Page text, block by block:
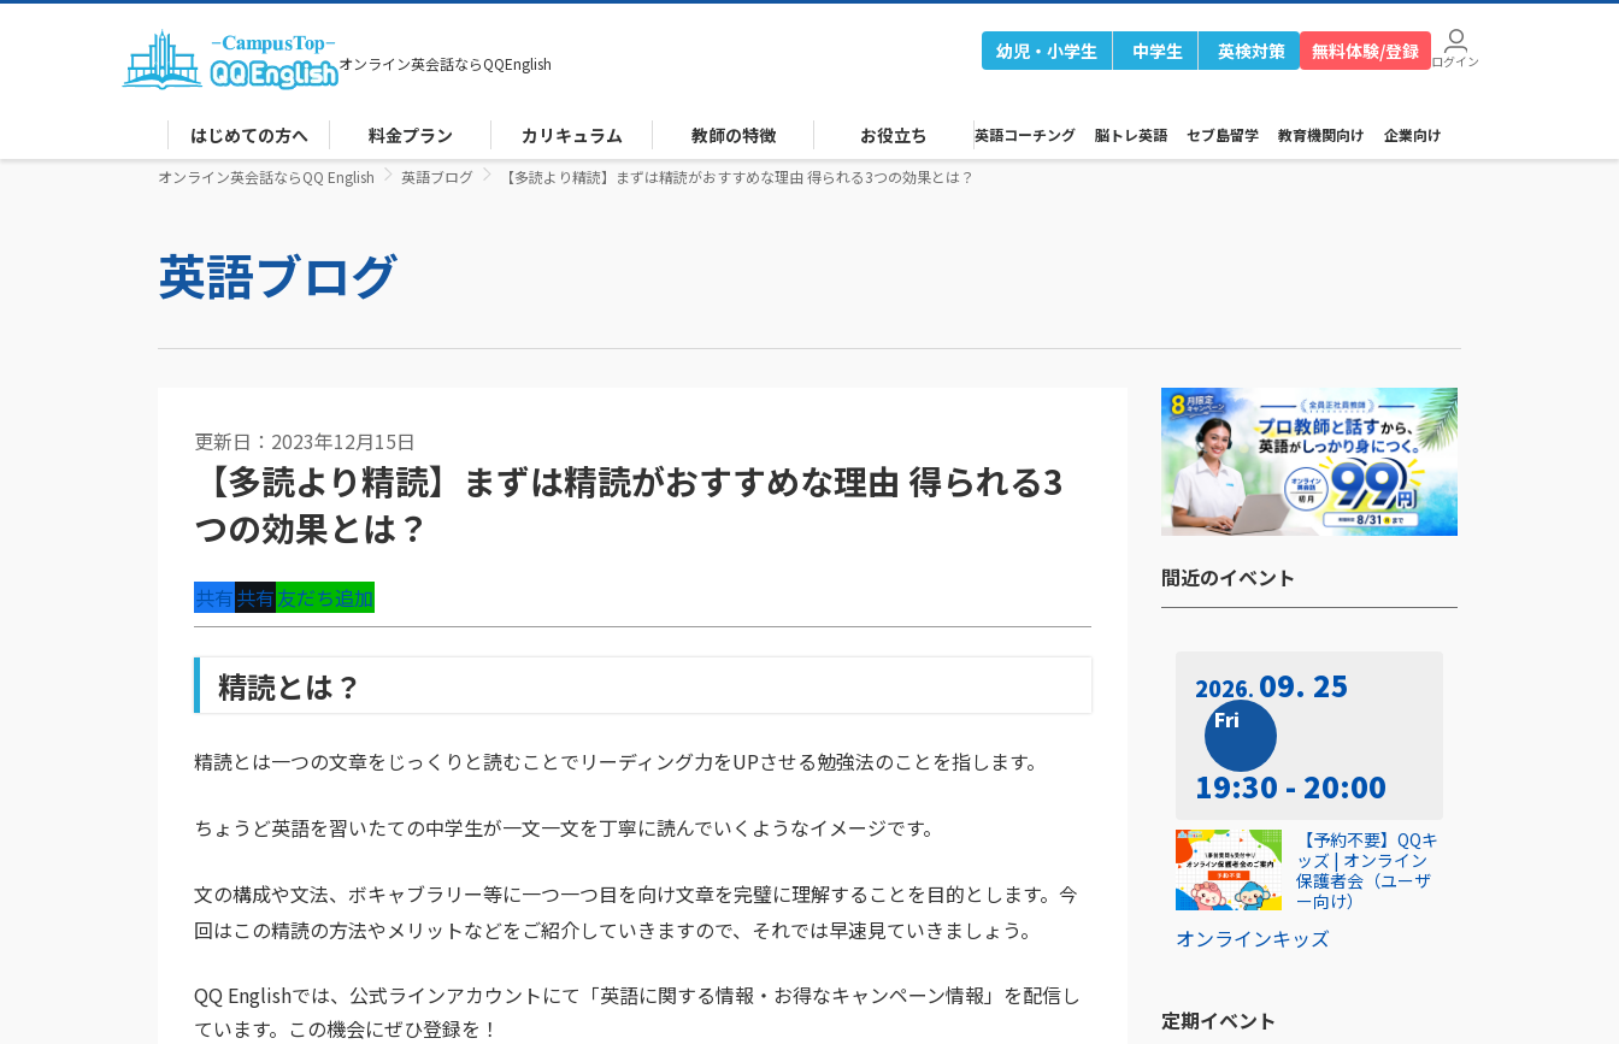
オンライン英会話ならQQEnglish
幼児・小学生 中学生 英検対策 無料体験/登録 ログイン
はじめての方へ 料金プラン カリキュラム 教師の特徴 お役立ち 英語コーチング 脳トレ英語 セブ島留学 教育機関向け 企業向け
オンライン英会話ならQQ English 英語ブログ 【多読より精読】まずは精読がおすすめな理由 得られる3つの効果とは？
英語ブログ
更新日：2023年12月15日
【多読より精読】まずは精読がおすすめな理由 得られる3
つの効果とは？
共有共有友だち追加
精読とは？
精読とは一つの文章をじっくりと読むことでリーディング力をUPさせる勉強法のことを指します。
ちょうど英語を習いたての中学生が一文一文を丁寧に読んでいくようなイメージです。
文の構成や文法、ボキャブラリー等に一つ一つ目を向け文章を完璧に理解することを目的とします。今
回はこの精読の方法やメリットなどをご紹介していきますので、それでは早速見ていきましょう。
QQ Englishでは、公式ラインアカウントにて「英語に関する情報・お得なキャンペーン情報」を配信し
ています。この機会にぜひ登録を！
間近のイベント​
2026 09. 25
Fri
19:30 - 20:00
オンラインキッズ
【予約不要】QQキ
ッズ | オンライン
保護者会（ユーザ
ー向け）
定期イベント​